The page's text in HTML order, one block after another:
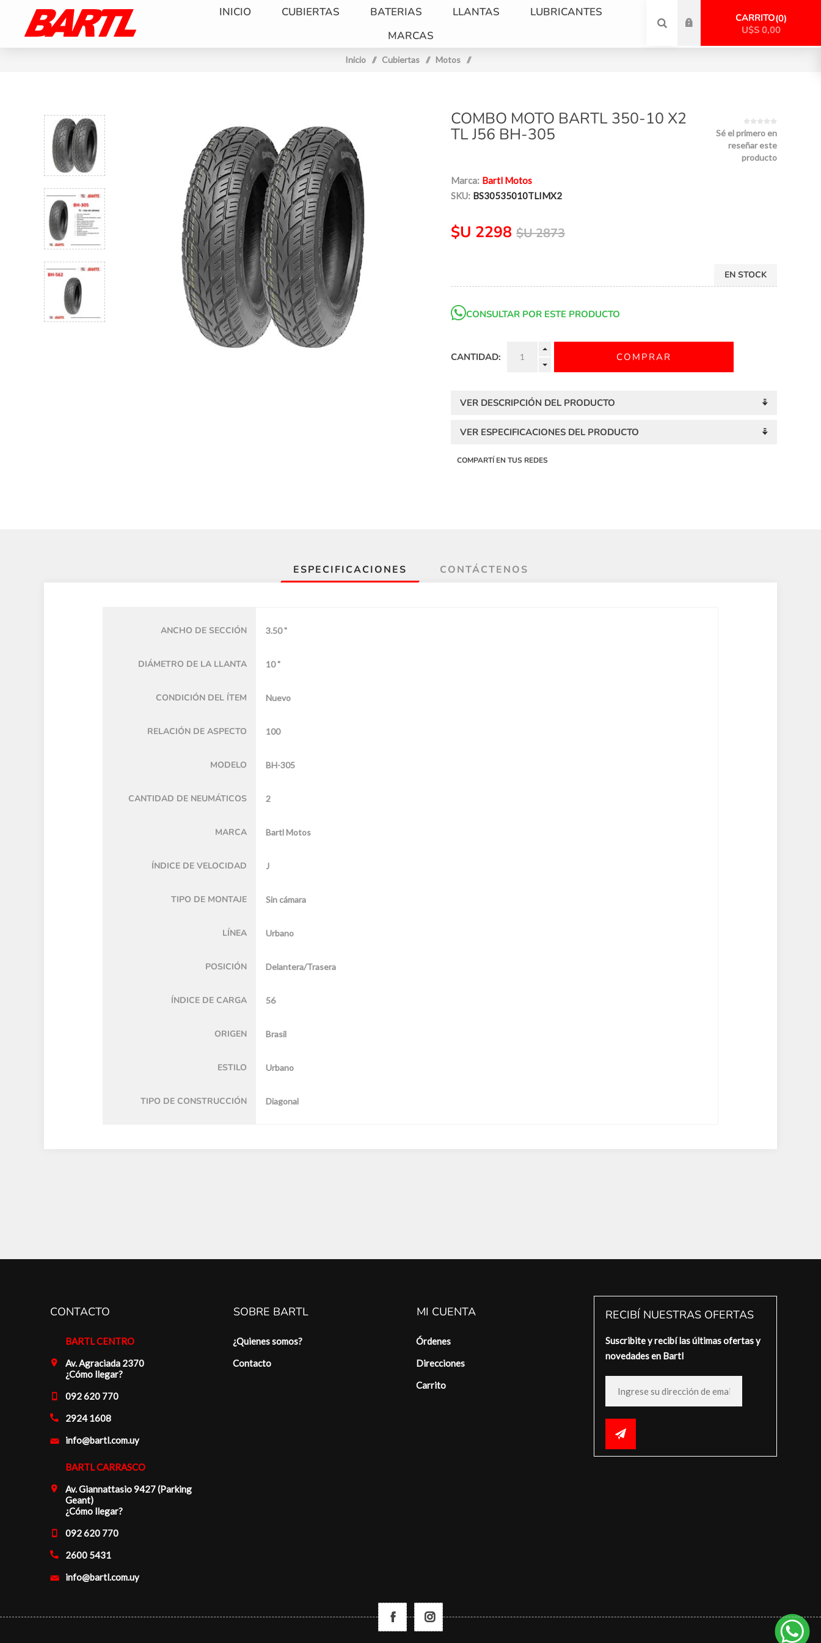
INICIO CUBIERTAS BATERIAS LLANTAS
LUBRICANTES
MARCAS
CARRITO 0
U$S 0,00
Inicio / Cubiertas / Motos /
COMBO MOTO BARTL 350-10 X2
TL J56 BH-305
Marca: Bartl Motos
SKU: BS30535010TLIMX2
Sé el primero en
reseñar este
producto
$U 2298 $U 2873
EN STOCK
CONSULTAR POR ESTE PRODUCTO
CANTIDAD:
VER DESCRIPCIÓN DEL PRODUCTO
VER ESPECIFICACIONES DEL PRODUCTO
COMPARTÍ EN TUS REDES
ESPECIFICACIONES CONTÁCTENOS
ANCHO DE SECCIÓN 3.50 "
DIÁMETRO DE LA LLANTA 10 "
CONDICIÓN DEL ÍTEM Nuevo
RELACIÓN DE ASPECTO 100
MODELO BH-305
CANTIDAD DE NEUMÁTICOS 2
MARCA Bartl Motos
ÍNDICE DE VELOCIDAD J
TIPO DE MONTAJE Sin cámara
LÍNEA Urbano
POSICIÓN Delantera/Trasera
ÍNDICE DE CARGA 56
ORIGEN Brasil
ESTILO Urbano
TIPO DE CONSTRUCCIÓN Diagonal
CONTACTO
BARTL CENTRO
Av. Agraciada 2370
¿Cómo llegar?
092 620 770
2924 1608
info@bartl.com.uy
BARTL CARRASCO
Av. Giannattasio 9427 (Parking
Geant)
¿Cómo llegar?
092 620 770
2600 5431
info@bartl.com.uy
SOBRE BARTL
¿Quienes somos?
Contacto
MI CUENTA
Órdenes
Direcciones
Carrito
RECIBÍ NUESTRAS OFERTAS
Suscribite y recibí las últimas ofertas y
novedades en Bartl